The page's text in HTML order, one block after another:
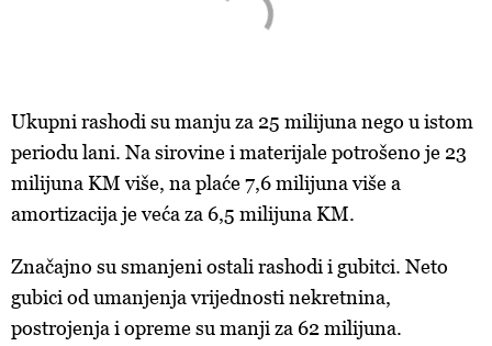
Ukupni rashodi su manju za 25 milijuna nego u istom
periodu lani. Na sirovine i materijale potrošeno je 23
milijuna KM više, na plaće 7,6 milijuna više a
amortizacija je veća za 6,5 milijuna KM.
Značajno su smanjeni ostali rashodi i gubitci. Neto
gubici od umanjenja vrijednosti nekretnina,
postrojenja i opreme su manji za 62 milijuna.